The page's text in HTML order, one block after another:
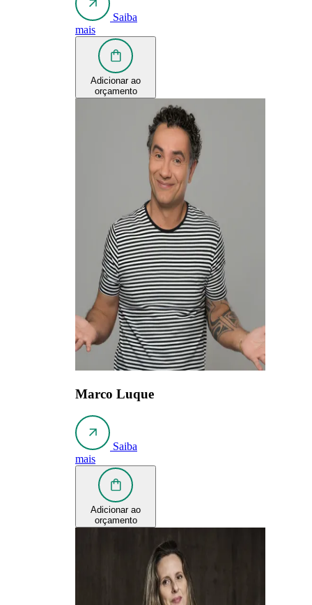
Saiba
mais
Adicionar ao
orçamento
Marco Luque
Saiba
mais
Adicionar ao
orçamento